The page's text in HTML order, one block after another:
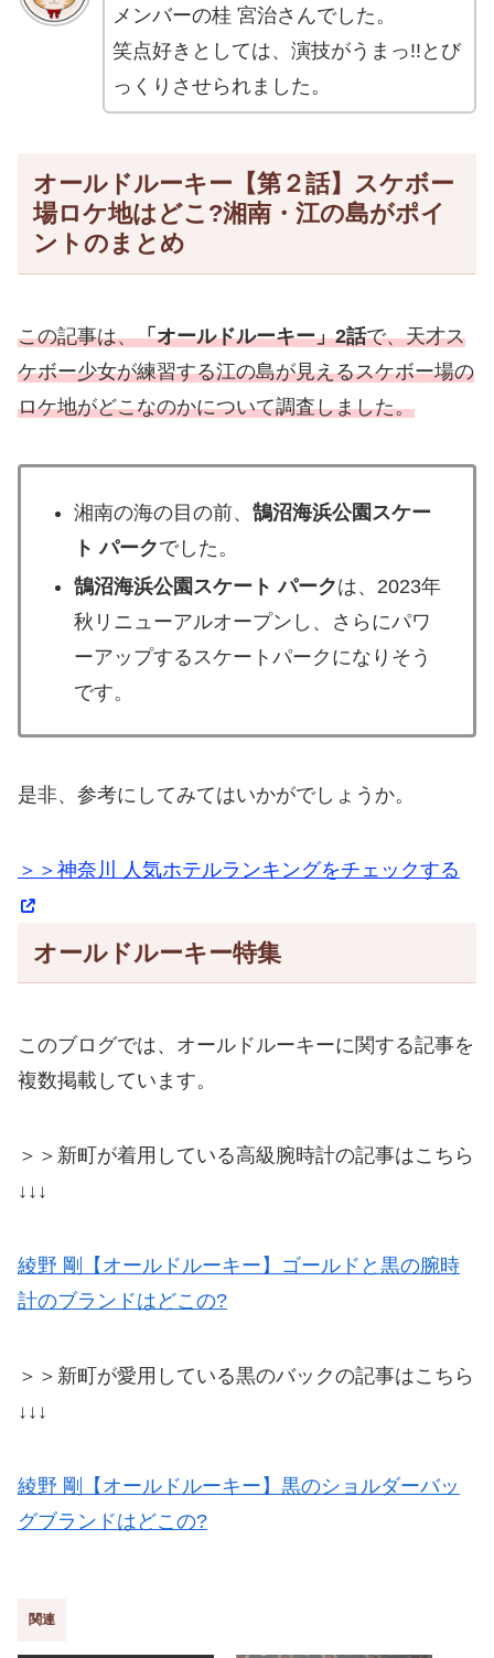
メンバーの桂 宮治さんでした。
笑点好きとしては、演技がうまっ!!とび
っくりさせられました。
オールドルーキー【第２話】スケボー
場ロケ地はどこ?湘南・江の島がポイ
ントのまとめ
この記事は、「オールドルーキー」2話で、天才ス
ケボー少女が練習する江の島が見えるスケボー場の
ロケ地がどこなのかについて調査しました。
湘南の海の目の前、 鵠沼海浜公園スケー
ト パークでした。
鵠沼海浜公園スケート パークは、2023年
秋リニューアルオープンし、さらにパワ
ーアップするスケートパークになりそう
です。
是非、参考にしてみてはいかがでしょうか。
＞＞神奈川 人気ホテルランキングをチェックする
オールドルーキー特集
このブログでは、オールドルーキーに関する記事を
複数掲載しています。
＞＞新町が着用している高級腕時計の記事はこちら
↓↓↓
綾野 剛【オールドルーキー】ゴールドと黒の腕時
計のブランドはどこの?
＞＞新町が愛用している黒のバックの記事はこちら
↓↓↓
綾野 剛【オールドルーキー】黒のショルダーバッ
グブランドはどこの?
関連